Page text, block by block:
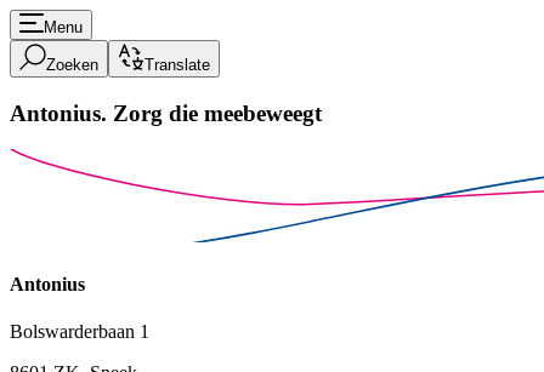
Menu
Zoeken Translate
Antonius. Zorg die meebeweegt
Antonius
Bolswarderbaan 1